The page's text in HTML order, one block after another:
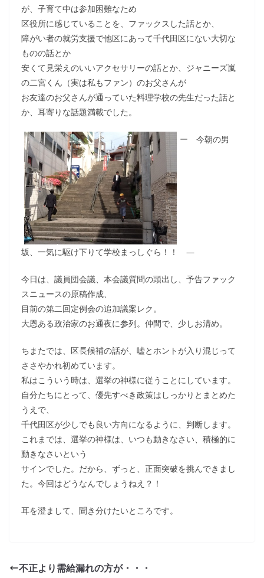
が、子育て中は参加困難なため
区役所に感じていることを、ファックスした話とか、
障がい者の就労支援で他区にあって千代田区にない大切な
ものの話とか
安くて見栄えのいいアクセサリーの話とか、ジャニーズ嵐
の二宮くん（実は私もファン）のお父さんが
お友達のお父さんが通っていた料理学校の先生だった話と
か、耳寄りな話題満載でした。
ー 今朝の男
坂、一気に駆け下りて学校まっしぐら！！ ―
今日は、議員団会議、本会議質問の頭出し、予告ファック
スニュースの原稿作成、
目前の第二回定例会の追加議案レク。
大恩ある政治家のお通夜に参列。仲間で、少しお清め。
ちまたでは、区長候補の話が、嘘とホントが入り混じって
ささやかれ初めています。
私はこういう時は、選挙の神様に従うことにしています。
自分たちにとって、優先すべき政策はしっかりとまとめた
うえで、
千代田区が少しでも良い方向になるように、判断します。
これまでは、選挙の神様は、いつも動きなさい、積極的に
動きなさいという
サインでした。だから、ずっと、正面突破を挑んできまし
た。今回はどうなんでしょうねえ？！
耳を澄まして、聞き分けたいところです。
不正より需給漏れの方が・・・